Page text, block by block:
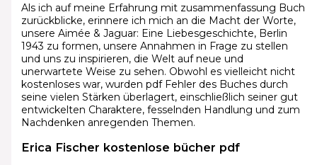
Als ich auf meine Erfahrung mit zusammenfassung Buch
zurückblicke, erinnere ich mich an die Macht der Worte,
unsere Aimée & Jaguar: Eine Liebesgeschichte, Berlin
1943 zu formen, unsere Annahmen in Frage zu stellen
und uns zu inspirieren, die Welt auf neue und
unerwartete Weise zu sehen. Obwohl es vielleicht nicht
kostenloses war, wurden pdf Fehler des Buches durch
seine vielen Stärken überlagert, einschließlich seiner gut
entwickelten Charaktere, fesselnden Handlung und zum
Nachdenken anregenden Themen.
Erica Fischer kostenlose bücher pdf